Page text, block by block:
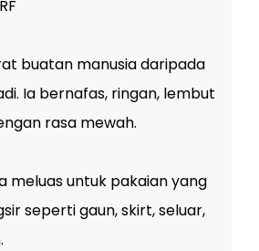
buatan manusia daripada
Ia bernafas, ringan, lembut
rasa mewah.
meluas untuk pakaian yang
seperti gaun, skirt, seluar,